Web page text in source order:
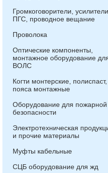
Громкоговорители, усилители,
ПГС, проводное вещание
Проволока
Оптические компоненты,
монтажное оборудование
ВОЛС
Когти монтерские, полиспаст,
пояса монтажные
Оборудование для пожарной
безопасности
Электротехническая
и прочие материалы
Муфты кабельные
СЦБ оборудование для жд